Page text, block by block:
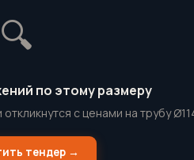
🔍
по этому размеру
с ценами на трубу
тендер →